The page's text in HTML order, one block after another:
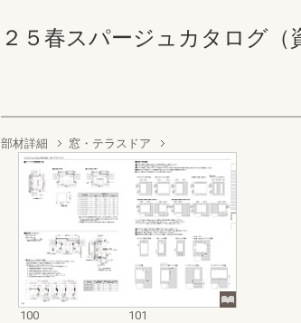
２５春スパージュカタログ（
部材詳細 窓・テラスドア
100 101